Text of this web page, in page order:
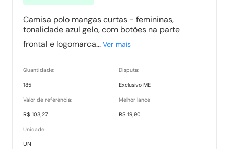
Camisa polo mangas curtas - femininas,
tonalidade azul gelo, com botões na parte
frontal e logomarca... Ver mais
Quantidade:
185
Disputa:
Exclusivo ME
Valor de referência:
R$ 103,27
Melhor lance
R$ 19,90
Unidade:
UN